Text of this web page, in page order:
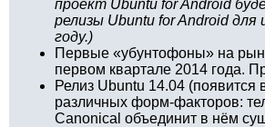
проект Ubuntu for Android
релизы Ubuntu for Android
году.)
Первые «убунтофоны» на
первом квартале 2014 года.
Релиз Ubuntu 14.04 (появится
различных форм-факторов:
Canonical объединит в нём